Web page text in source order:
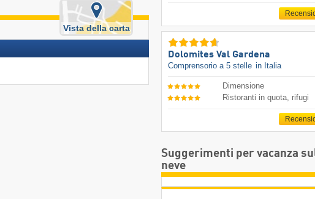
Vista della carta
Dolomites Val Gardena
Comprensorio a 5 stelle in Italia
Dimensione
Ristoranti in quota, rifugi
Suggerimenti per vacanza
neve